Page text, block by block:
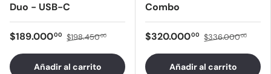
Duo - USB-C
$189.00000 $198.45000
Añadir al carrito
Combo
$320.00000 $336.00000
Añadir al carrito